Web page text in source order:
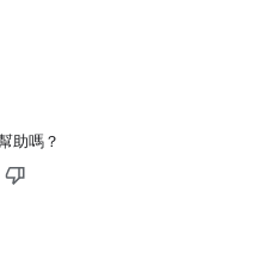
助嗎？